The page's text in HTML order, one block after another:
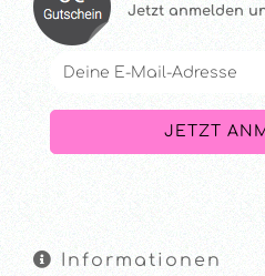
Jetzt anmelden
Informationen